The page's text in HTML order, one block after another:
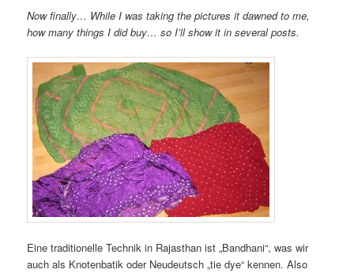
Now finally… While I was taking the pictures it dawned to me,
how many things I did buy… so I’ll show it in several posts.
Eine traditionelle Technik in Rajasthan ist „Bandhani“, was wir
auch als Knotenbatik oder Neudeutsch „tie dye“ kennen. Also